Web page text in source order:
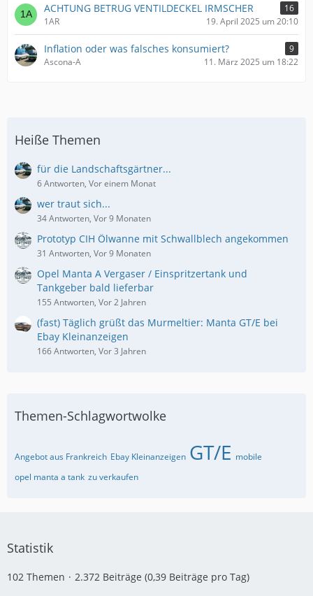
ACHTUNG BETRUG VENTILDECKEL IRMSCHER
16
1AR
19. April 2025 um 20:10
Inflation oder was falsches konsumiert?
9
Ascona-A
11. März 2025 um 18:22
Heiße Themen
für die Landschaftsgärtner...
6 Antworten, Vor einem Monat
wer traut sich...
34 Antworten, Vor 9 Monaten
Prototyp CIH Ölwanne mit Schwallblech angekommen
31 Antworten, Vor 9 Monaten
Opel Manta A Vergaser / Einspritzertank und
Tankgeber bald lieferbar
155 Antworten, Vor 2 Jahren
(fast) Täglich grüßt das Murmeltier: Manta GT/E bei
Ebay Kleinanzeigen
166 Antworten, Vor 3 Jahren
Themen-Schlagwortwolke
Angebot aus Frankreich Ebay Kleinanzeigen GT/E mobile
opel manta a tank zu verkaufen
Statistik
102 Themen 2.372 Beiträge (0,39 Beiträge pro Tag)